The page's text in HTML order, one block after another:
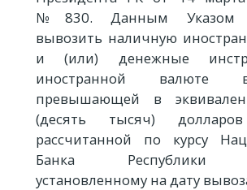
№830. Данным Указом
вывозить наличную
и (или) денежные
иностранной валюте
превышающей в
(десять тысяч)
рассчитанной по курсу
Банка Республики
установленному на дату